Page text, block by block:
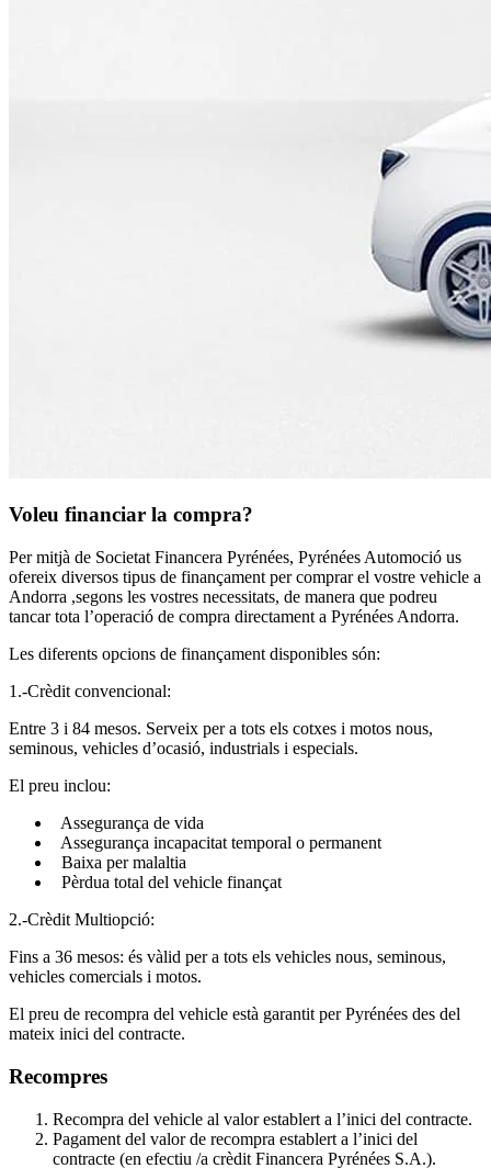
Voleu financiar la compra?
Per mitjà de Societat Financera Pyrénées, Pyrénées Automoció us
ofereix diversos tipus de finançament per comprar el vostre vehicle a
Andorra ,segons les vostres necessitats, de manera que podreu
tancar tota l’operació de compra directament a Pyrénées Andorra.
Les diferents opcions de finançament disponibles són:
1.-Crèdit convencional:
Entre 3 i 84 mesos. Serveix per a tots els cotxes i motos nous,
seminous, vehicles d’ocasió, industrials i especials.
El preu inclou:
Assegurança de vida
Assegurança incapacitat temporal o permanent
Baixa per malaltia
Pèrdua total del vehicle finançat
2.-Crèdit Multiopció:
Fins a 36 mesos: és vàlid per a tots els vehicles nous, seminous,
vehicles comercials i motos.
El preu de recompra del vehicle està garantit per Pyrénées des del
mateix inici del contracte.
Recompres
Recompra del vehicle al valor establert a l’inici del contracte.
Pagament del valor de recompra establert a l’inici del
contracte (en efectiu /a crèdit Financera Pyrénées S.A.).